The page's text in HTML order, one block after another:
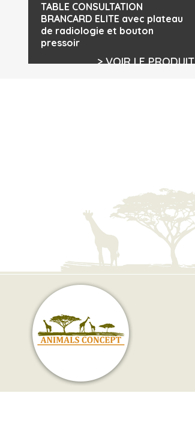
TABLE CONSULTATION
BRANCARD ELITE avec plateau
de radiologie et bouton
pressoir
> VOIR LE PRODUIT